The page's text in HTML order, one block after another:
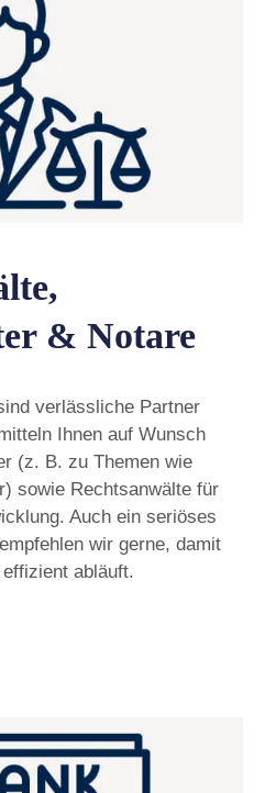
& Notare
verlässliche Partner
Ihnen auf Wunsch
(z. B. zu Themen wie
sowie Rechtsanwälte für
Auch ein seriöses
wir gerne, damit
abläuft.